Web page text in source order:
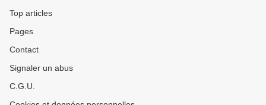
Top articles
Pages
Contact
Signaler un abus
C.G.U.